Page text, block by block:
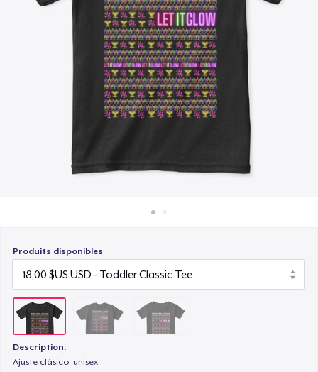
Vendez partout
Vendre n'importe quoi
Produits disponibles
Description:
Ajuste clásico, unisex
24,07 $US